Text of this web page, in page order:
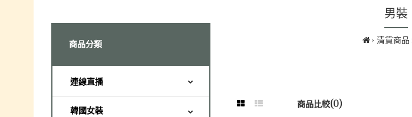
男裝
清貨商品
商品分類
連線直播
韓國女裝
商品比較(0)